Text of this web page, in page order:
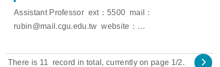
Assistant Professor ext：5500 mail：
rubin@mail.cgu.edu.tw website：
website：https://pure.lib.cgu.edu.tw/...
There is 11 record in total, currently on page 1/2.